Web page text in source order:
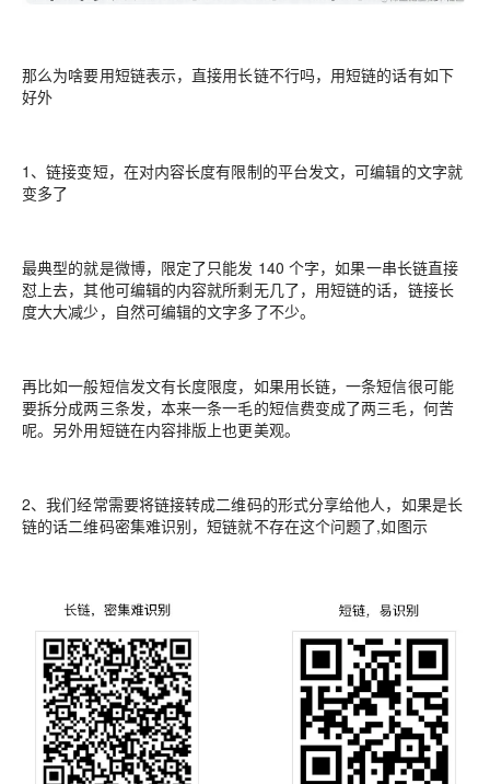
那么为啥要用短链表示，直接用长链不行吗，用短链的话有如下
好外
1、链接变短，在对内容长度有限制的平台发文，可编辑的文字就
变多了
最典型的就是微博，限定了只能发 140 个字，如果一串长链直接
怼上去，其他可编辑的内容就所剩无几了，用短链的话，链接长
度大大减少，自然可编辑的文字多了不少。
再比如一般短信发文有长度限度，如果用长链，一条短信很可能
要拆分成两三条发，本来一条一毛的短信费变成了两三毛，何苦
呢。另外用短链在内容排版上也更美观。
2、我们经常需要将链接转成二维码的形式分享给他人，如果是长
链的话二维码密集难识别，短链就不存在这个问题了,如图示